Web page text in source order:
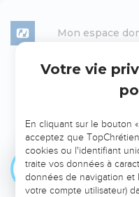
Mon espace
Je veux
Le
Ponctuel
Votre vie
En cliquant sur le bouton
acceptez que
cookies ou l'identifiant
traite vos données à
données de navigation et
votre compte utilisateur)